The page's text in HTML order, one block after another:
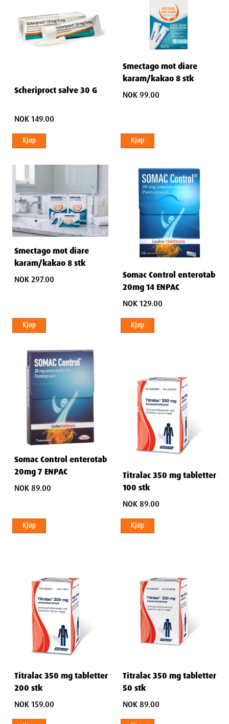
Scheriproct salve 30 G
NOK 149.00
Kjøp
Smectago mot diare
karam/kakao 8 stk
NOK 99.00
Kjøp
Smectago mot diare
karam/kakao 8 stk
NOK 297.00
Kjøp
Somac Control enterotab
20mg 14 ENPAC
NOK 129.00
Kjøp
Somac Control enterotab
20mg 7 ENPAC
NOK 89.00
Kjøp
Titralac 350 mg tabletter
100 stk
NOK 89.00
Kjøp
Titralac 350 mg tabletter
200 stk
NOK 159.00
Titralac 350 mg tabletter
50 stk
NOK 89.00